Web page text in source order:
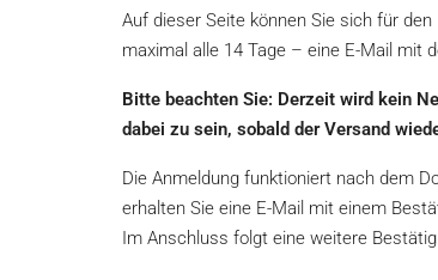
Auf dieser Seite können Sie sich für
maximal alle 14 Tage – eine E-Mail mit
Bitte beachten Sie: Derzeit wird kein
dabei zu sein, sobald der Versand
Die Anmeldung funktioniert nach dem
erhalten Sie eine E-Mail mit einem
Im Anschluss folgt eine weitere